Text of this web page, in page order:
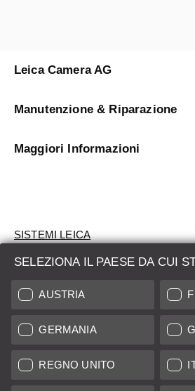
SELEZIONA IL PAESE DA CUI
AUSTRIA
GERMANIA
REGNO UNITO
Leica Camera AG
Manutenzione & Riparazione
Maggiori Informazioni
SISTEMI LEICA
VALUTAZIONE
CERCHI UN PRODOTTO?
ASTE
PRODOTTI NUOVI